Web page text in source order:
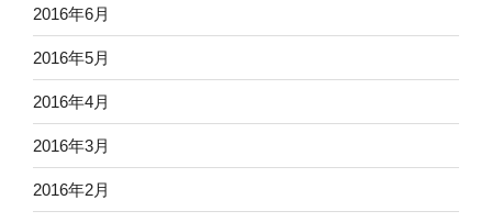
2016年6月
2016年5月
2016年4月
2016年3月
2016年2月